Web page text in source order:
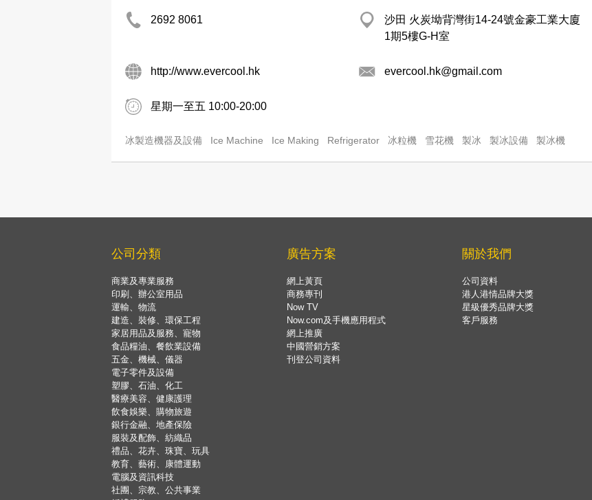
2692 8061
沙田 火炭坳背灣街14-24號金豪工業大廈
1期5樓G-H室
http://www.evercool.hk evercool.hk@gmail.com
星期一至五 10:00-20:00
冰製造機器及設備 Ice Machine Ice Making Refrigerator 冰粒機 雪花機 製冰 製冰設備 製冰機
公司分類
商業及專業服務
印刷、辦公室用品
運輸、物流
建造、裝修、環保工程
家居用品及服務、寵物
食品糧油、餐飲業設備
五金、機械、儀器
電子零件及設備
塑膠、石油、化工
醫療美容、健康護理
飲食娛樂、購物旅遊
銀行金融、地產保險
服裝及配飾、紡織品
禮品、花卉、珠寶、玩具
教育、藝術、康體運動
電腦及資訊科技
社團、宗教、公共事業
廣告方案
網上黃頁
商務專刊
Now TV
Now.com及手機應用程式
網上推廣
中國營銷方案
刊登公司資料
關於我們
公司資料
港人港情品牌大獎
星級優秀品牌大獎
客戶服務